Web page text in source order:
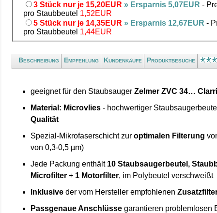
3 Stück nur je 15,20EUR » Ersparnis 5,07EUR -
pro Staubbeutel 1,52EUR
5 Stück nur je 14,35EUR » Ersparnis 12,67EUR -
pro Staubbeutel 1,44EUR
Beschreibung Empfehlung Kundenkäufe Produktbesuche
geeignet für den StaubsaugerZelmer ZVC 34…
Material: Microvlies - hochwertiger
Qualität
Spezial-Mikrofaserschicht zuroptimalen Filterung
von 0,3-0,5 µm)
Jede Packung enthält 10 Staubsaugerbeutel,
Microfilter + 1 Motorfilter, im Polybeutel verschweißt
Inklusive der vom Hersteller empfohlenen
Passgenaue Anschlüsse garantieren problemlosen